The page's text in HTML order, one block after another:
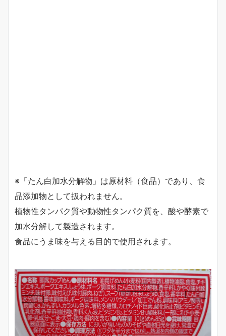
※「たん白加水分解物」は原材料（食品）であり、食
品添加物として扱われません。
植物性タンパク質や動物性タンパク質を、酸や酵素で
加水分解して製造されます。
食品にうま味を与える目的で使用されます。